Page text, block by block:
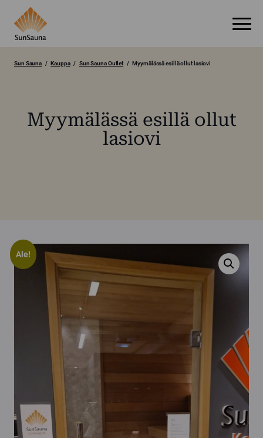
Myymälässä esillä ollut
lasiovi
Sun Sauna Kauppa Sun Sauna Outlet Myymälässä esillä ollut lasiovi
Ale!